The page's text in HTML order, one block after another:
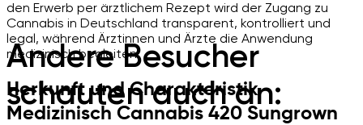
den Erwerb per ärztlichem Rezept wird der Zugang zu
Cannabis in Deutschland transparent, kontrolliert und
legal, während Ärztinnen und Ärzte die Anwendung
medizinisch begleiten.
Herkunft und Charakteristik
Medizinisch Cannabis 420 Sungrown
Andere Besucher
schauten auch an: